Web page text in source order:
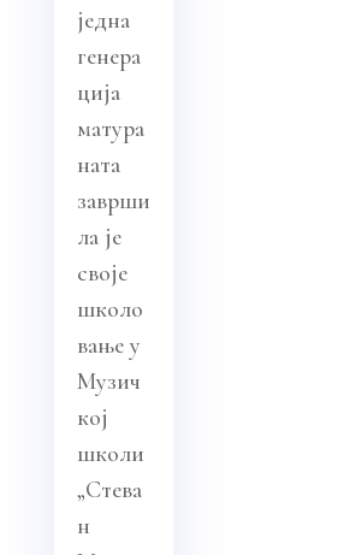
једна
генера
ција
матура
ната
заврши
ла је
своје
школо
вање у
Музич
кој
школи
„Стева
н